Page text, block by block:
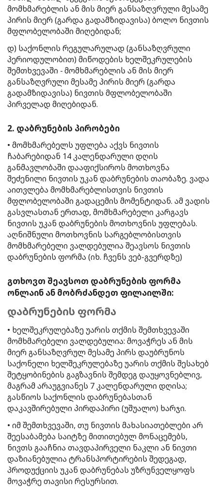
მომხმარებლის ან მის მიერ განსაზღვრული მესამე
პირის მიერ (გარდა გადამზიდავისა) ბოლო ნივთის
მფლობელობაში მიღებიდან;
დ) საქონლის რეგულარულად (განსაზღვრული
პერიოდულობით) მიწოდების ხელშეკრულების
შემთხვევაში − მომხმარებლის ან მის მიერ
განსაზღვრული მესამე პირის მიერ (გარდა
გადამზიდავისა) ნივთის მფლობელობაში
პირველად მიღებიდან.
2. დაბრუნების პირობები
• მომხმარებელს უფლება აქვს ნივთის
ჩაბარებიდან 14 კალენდარული დღის
განმავლობაში დააფიქსიროს მოთხოვნა
შეძენილი ნივთის უკან დაბრუნების თაობაზე. ვადა
აითვლება მომხმარებლისთვის ნივთის
მფლობელობაში გადაცემის მომენტიდან. ამ ვადის
გასვლასთან ერთად, მომხმარებელი კარგავს
ნივთის უკან დაბრუნების მოთხოვნის უფლებას.
აღნიშნული მოთხოვნის სარგებლობისთვის
მომხმარებელი ვალდებულია შეავსოს ნივთის
დაბრუნების ფორმა (იხ. ჩვენს ვებ-გვერდზე)
გთხოვთ შეავსოთ დაბრუნების ფორმა
ონლაინ ან მობრძანდეთ ფილაილში:
დაბრუნების ფორმა
• ხელშეკრულებაზე უარის თქმის შემთხვევაში
მომხმარებელი ვალდებულია: მოვაჭრეს ან მის
მიერ განსაზღვრულ მესამე პირს დაუბრუნოს
საქონელი ხელშეკრულებაზე უარის თქმის შესახებ
შეტყობინების გაგზავნის შემდეგ დაუყოვნებლივ,
მაგრამ არაუგვიანეს 7 კალენდარული დღისა;
გასწიოს საქონლის დაბრუნებასთან
დაკავშირებული პირდაპირი (უშუალო) ხარჯი.
• იმ შემთხვევაში, თუ ნივთის მახასიათებლები არ
შეესაბამება საიტზე მითითებულ მონაცემებს,
ნივთს გააჩნია თავდაპირველი ნაკლი ან ნივთი
დაზიანებულია ტრანსპორტირების შედეგად,
პროდუქციის უკან დაბრუნებას უზრუნველყოფს
მოვაჭრე თავისი რესურსით.